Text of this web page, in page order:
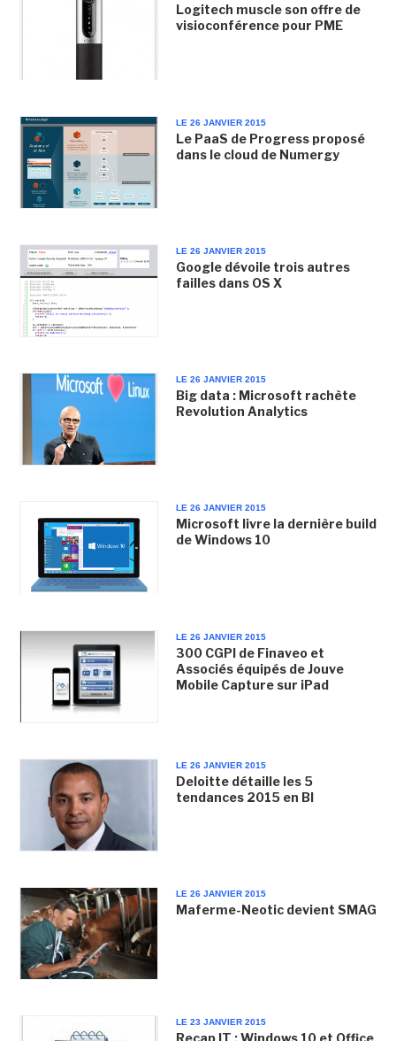
Logitech muscle son offre de
visioconférence pour PME
LE 26 JANVIER 2015
Le PaaS de Progress proposé
dans le cloud de Numergy
LE 26 JANVIER 2015
Google dévoile trois autres
failles dans OS X
LE 26 JANVIER 2015
Big data : Microsoft rachète
Revolution Analytics
LE 26 JANVIER 2015
Microsoft livre la dernière build
de Windows 10
LE 26 JANVIER 2015
300 CGPI de Finaveo et
Associés équipés de Jouve
Mobile Capture sur iPad
LE 26 JANVIER 2015
Deloitte détaille les 5
tendances 2015 en BI
LE 26 JANVIER 2015
Maferme-Neotic devient SMAG
LE 23 JANVIER 2015